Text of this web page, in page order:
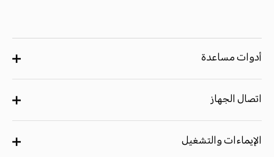
أدوات مساعدة
اتصال الجهاز
الإيماءات والتشغيل